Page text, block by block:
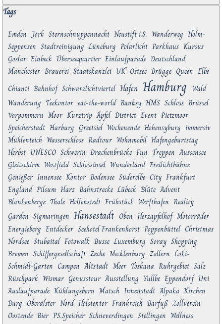
Block überspringen Tags
Tags
Emden Jork Sternschnuppennacht Neustift i.S. Wanderweg Holm-
Seppensen Stadtreinigung Lüneburg Polarlicht Parkhaus Kursus
Goslar Einbeck Überseequartier Einlaufparade Deutschland
Manchester Brauerei Staatskanzlei UK Ostsee Brügge Queen Elbe
Chianti Bahnhof Schwarzlichtviertel Hafen Hamburg Wald
Wanderung Teekontor eat-the-world Banksy HMS Schloss Brüssel
Vorpommern Moor Kurztrip Äpfel District Event Pietzmoor
Speicherstadt Harburg Greetsiel Wochenende Hohensyburg immersiv
Mühlenteich Wasserschloss Radtour Wohnmobil Hafengeburtstag
Herbst UNESCO Schwerin Drachenbrücke Fun Treppen Aussensee
Gleitschirm Westfield Schlossinsel Wunderland Freilichtbühne
Genießer Innensee Kontor Bodensee Süderelbe City Frankfurt
England Pilsum Harz Bahnstrecke Lübeck Blüte Advent
Blankenberge Thale Hollenstedt Frühstück Werfthafen Reality
Garden Sigmaringen Hansestadt Oben Herzapfelhof Motorräder
Energieberg Entdecker Seehotel Frankenhorst Poppenbüttel Christmas
Nordsee Stubaital Fotowalk Busse Luxemburg Soray Shopping
Bremen Schiffergesellschaft Zeche Mecklenburg Zollern Loki-
Schmidt-Garten Campen Altstadt Meer Toskana Ruhrgebiet Salz
Rüschpark Wismar Genusstour Ausstellung Yullbe Eppendorf Uni
Auslaufparade Kühlungsborn Matsch Innenstadt Alpaka Kirchen
Burg Oberalster Nord Holstentor Frankreich Barfuß Zollverein
Oostende Bier PS.Speicher Schneverdingen Stellingen Wellness